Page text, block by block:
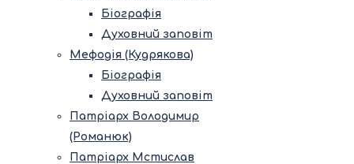
Біографія
Духовний заповіт
Мефодія (Кудрякова)
Біографія
Духовний заповіт
Патріарх Володимир
(Романюк)
Патріарх Мстислав